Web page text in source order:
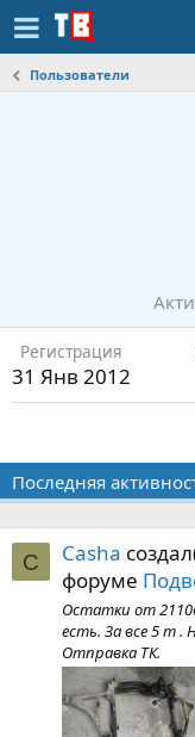
Пользователи
Регистрация
31 Янв 2012
Последняя
C Casha
форуме
Остатки от
есть. За все 5 т .
Отправка ТК.